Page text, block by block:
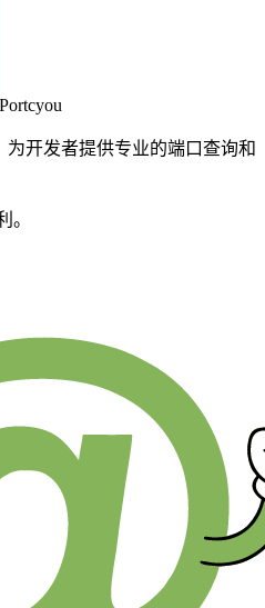
Portcyou
开发者提供专业的端口查询和
。